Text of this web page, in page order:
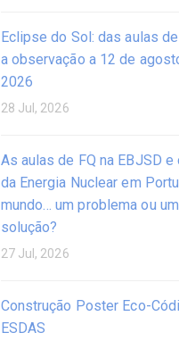
Eclipse do Sol: das aulas
a observação a 12 de
2026
28 Jul, 2026
As aulas de FQ na EBJSD e
da Energia Nuclear em
mundo… um problema ou
solução?
27 Jul, 2026
Construção Poster Eco-
ESDAS